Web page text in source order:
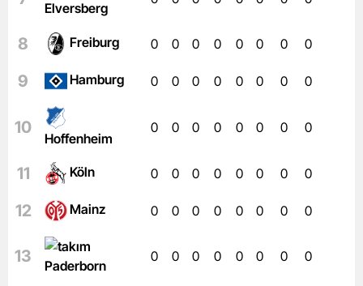
Elversberg
8 Freiburg 0 0 0 0 0 0 0 0
9 Hamburg 0 0 0 0 0 0 0 0
10
Hoffenheim
0 0 0 0 0 0 0 0
11 Köln 0 0 0 0 0 0 0 0
12 Mainz 0 0 0 0 0 0 0 0
13
Paderborn
0 0 0 0 0 0 0 0